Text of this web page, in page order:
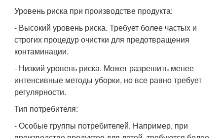
Уровень риска при производстве продукта:
- Высокий уровень риска. Требует более частых и
строгих процедур очистки для предотвращения
контаминации.
- Низкий уровень риска. Может разрешить менее
интенсивные методы уборки, но все равно требует
регулярности.
Тип потребителя:
- Особые группы потребителей. Например, при